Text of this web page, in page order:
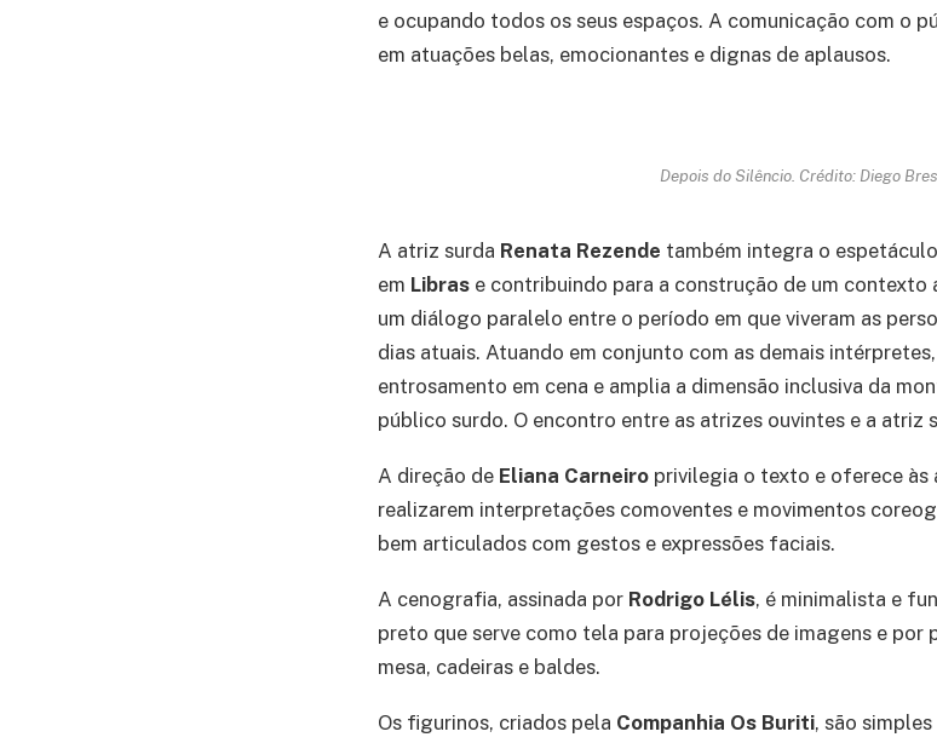
e ocupando todos os seus espaços. A comunicação com o
em atuações belas, emocionantes e dignas de aplausos.
Depois do Silêncio. Crédito: Diego
A atriz surda Renata Rezende também integra o
em Libras e contribuindo para a construção de um
um diálogo paralelo entre o período em que viveram as
dias atuais. Atuando em conjunto com as demais
entrosamento em cena e amplia a dimensão inclusiva da
público surdo. O encontro entre as atrizes ouvintes e a atriz
A direção de Eliana Carneiro privilegia o texto e oferece às
realizarem interpretações comoventes e movimentos
bem articulados com gestos e expressões faciais.
A cenografia, assinada por Rodrigo Lélis, é minimalista e
preto que serve como tela para projeções de imagens e por
mesa, cadeiras e baldes.
Os figurinos, criados pela Companhia Os Buriti, são